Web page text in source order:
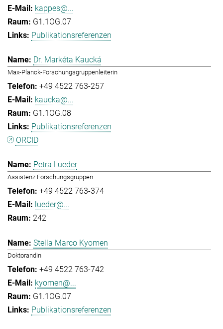
kappes@...
G1.1OG.07
Publikationsreferenzen
Dr. Markéta Kaucká
Max-Planck-Forschungsgruppenleiterin
+49 4522 763-257
kaucka@...
G1.1OG.08
Publikationsreferenzen
ORCID
Petra Lueder
Assistenz Forschungsgruppen
+49 4522 763-374
lueder@...
242
Stella Marco Kyomen
Doktorandin
+49 4522 763-742
kyomen@...
G1.1OG.07
Publikationsreferenzen